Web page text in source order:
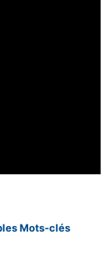
Mots-clés